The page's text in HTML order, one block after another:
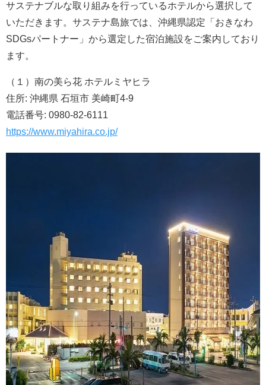
サステナブルな取り組みを行っているホテルから選択して
いただきます。サステナ島旅では、沖縄県認定「おきなわ
SDGsパートナー」から選定した宿泊施設をご案内しており
ます。
（１）南の美ら花 ホテルミヤヒラ
住所: 沖縄県 石垣市 美崎町4-9
電話番号: 0980-82-6111
https://www.miyahira.co.jp/